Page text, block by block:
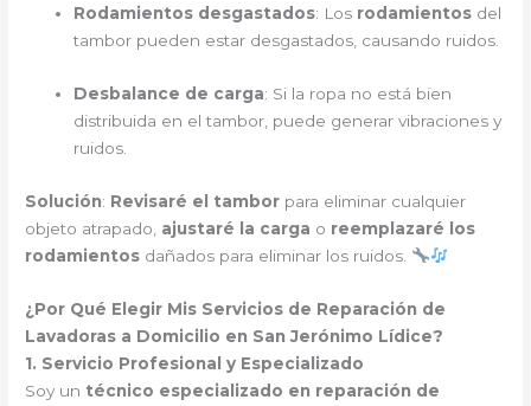
Rodamientos desgastados: Los rodamientos del
tambor pueden estar desgastados, causando ruidos.
Desbalance de carga: Si la ropa no está bien
distribuida en el tambor, puede generar vibraciones y
ruidos.
Solución: Revisaré el tambor para eliminar cualquier
objeto atrapado, ajustaré la carga o reemplazaré los
rodamientos dañados para eliminar los ruidos.
¿Por Qué Elegir Mis Servicios de Reparación de
Lavadoras a Domicilio en San Jerónimo Lídice?
1. Servicio Profesional y Especializado
Soy un técnico especializado en reparación de